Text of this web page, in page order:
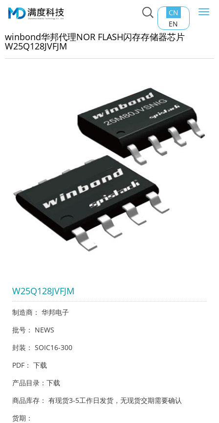
CN
EN
主页>产品中心>Nor Flash
winbond华邦代理NOR
winbond华邦代理NOR FLASH闪存存储器芯片
W25Q128JVFJM
W25Q128JVFJM
制造商： 华邦电子
批号： NEWS
封装： SOIC16-300
PDF： 下载
产品目录： 下载
商品库存： 有现货3-5工作日发货，无现货交期需要确认
货期：